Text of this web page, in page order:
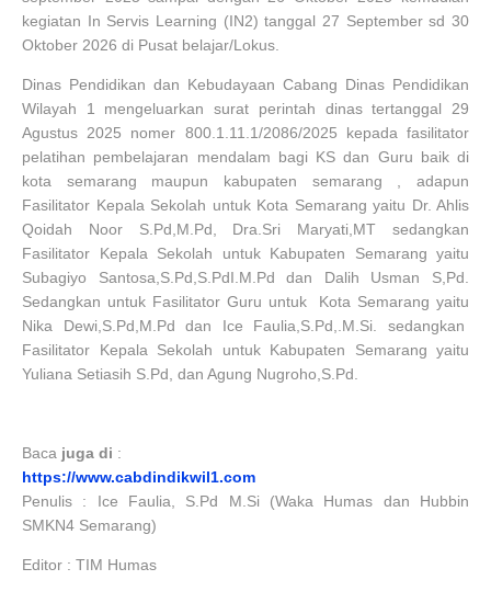
kegiatan In Servis Learning (IN2) tanggal 27 September sd 30
Oktober 2026 di Pusat belajar/Lokus.
Dinas Pendidikan dan Kebudayaan Cabang Dinas Pendidikan
Wilayah 1 mengeluarkan surat perintah dinas tertanggal 29
Agustus 2025 nomer 800.1.11.1/2086/2025 kepada fasilitator
pelatihan pembelajaran mendalam bagi KS dan Guru baik di
kota semarang maupun kabupaten semarang , adapun
Fasilitator Kepala Sekolah untuk Kota Semarang yaitu Dr. Ahlis
Qoidah Noor S.Pd,M.Pd, Dra.Sri Maryati,MT sedangkan
Fasilitator Kepala Sekolah untuk Kabupaten Semarang yaitu
Subagiyo Santosa,S.Pd,S.PdI.M.Pd dan Dalih Usman S,Pd.
Sedangkan untuk Fasilitator Guru untuk Kota Semarang yaitu
Nika Dewi,S.Pd,M.Pd dan Ice Faulia,S.Pd,.M.Si. sedangkan
Fasilitator Kepala Sekolah untuk Kabupaten Semarang yaitu
Yuliana Setiasih S.Pd, dan Agung Nugroho,S.Pd.
Baca juga di :
https://www.cabdindikwil1.com
Penulis : Ice Faulia, S.Pd M.Si (Waka Humas dan Hubbin
SMKN4 Semarang)
Editor : TIM Humas